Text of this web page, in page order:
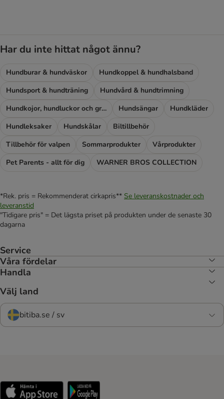
Har du inte hittat något ännu?
Hundburar & hundväskor
Hundkoppel & hundhalsband
Hundsport & hundträning
Hundvård & hundtrimning
Hundkojor, hundluckor och grindar
Hundsängar
Hundkläder
Hundleksaker
Hundskålar
Biltillbehör
Tillbehör för valpen
Sommarprodukter
Vårprodukter
Pet Parents - allt för dig
WARNER BROS COLLECTION
*Rek. pris = Rekommenderat cirkapris** Se leveranskostnader och
leveranstid
"Tidigare pris" = Det lägsta priset på produkten under de senaste 30
dagarna
Service
Våra fördelar
Handla
Välj land
bitiba.se / sv